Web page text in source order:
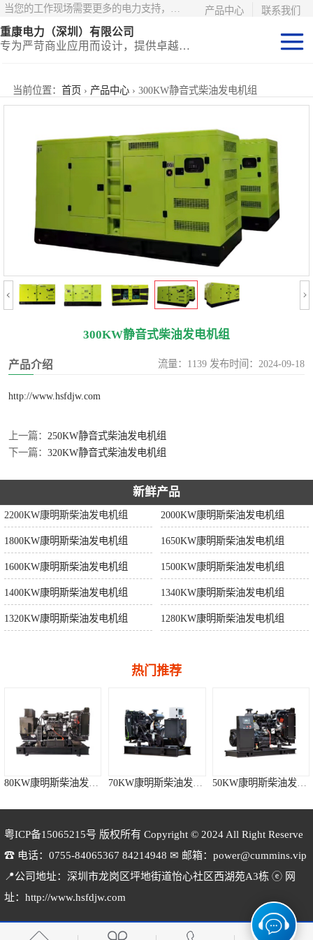
联系我们
产品中心
重康电力（深圳）有限公司
专为严苛商业应用而设计，提供卓越的价值和匹配的功能
当前位置： 首页 › 产品中心 › 300KW静音式柴油发电机组
300KW静音式柴油发电机组
产品介绍 流量：1139 发布时间：2024-09-18
http://www.hsfdjw.com
上一篇： 250KW静音式柴油发电机组
下一篇： 320KW静音式柴油发电机组
新鲜产品
2200KW康明斯柴油发电机组 2000KW康明斯柴油发电机组
1800KW康明斯柴油发电机组 1650KW康明斯柴油发电机组
1600KW康明斯柴油发电机组 1500KW康明斯柴油发电机组
1400KW康明斯柴油发电机组 1340KW康明斯柴油发电机组
1320KW康明斯柴油发电机组 1280KW康明斯柴油发电机组
热门推荐
粤ICP备15065215号 版权所有 Copyright © 2024 All Right Reserve
☎ 电话：0755-84065367 84214948 ✉ 邮箱：power@cummins.vip
📍公司地址：深圳市龙岗区坪地街道怡心社区西湖苑A3栋 ⓔ 网
址：http://www.hsfdjw.com
静音型集装箱电
固定开架式